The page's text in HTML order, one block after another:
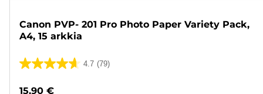
Canon PVP- 201 Pro Photo Paper Variety Pack,
A4, 15 arkkia
4.7 (79)
4.7/5
15,90 €